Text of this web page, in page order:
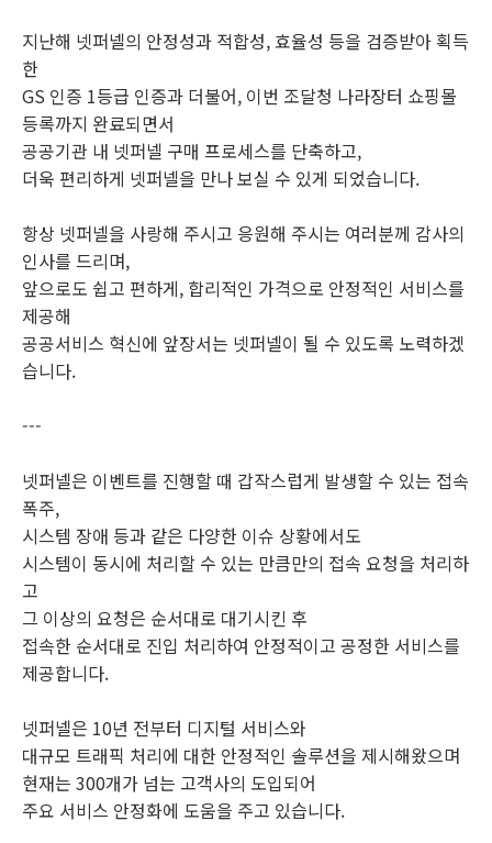
지난해 넷퍼넬의 안정성과 적합성, 효율성 등을 검증받아 획득
한
GS 인증 1등급 인증과 더불어, 이번 조달청 나라장터 쇼핑몰
등록까지 완료되면서
공공기관 내 넷퍼넬 구매 프로세스를 단축하고,
더욱 편리하게 넷퍼넬을 만나 보실 수 있게 되었습니다.
항상 넷퍼넬을 사랑해 주시고 응원해 주시는 여러분께 감사의
인사를 드리며,
앞으로도 쉽고 편하게, 합리적인 가격으로 안정적인 서비스를
제공해
공공서비스 혁신에 앞장서는 넷퍼넬이 될 수 있도록 노력하겠
습니다.
---
넷퍼넬은 이벤트를 진행할 때 갑작스럽게 발생할 수 있는 접속
폭주,
시스템 장애 등과 같은 다양한 이슈 상황에서도
시스템이 동시에 처리할 수 있는 만큼만의 접속 요청을 처리하
고
그 이상의 요청은 순서대로 대기시킨 후
접속한 순서대로 진입 처리하여 안정적이고 공정한 서비스를
제공합니다.
넷퍼넬은 10년 전부터 디지털 서비스와
대규모 트래픽 처리에 대한 안정적인 솔루션을 제시해왔으며
현재는 300개가 넘는 고객사의 도입되어
주요 서비스 안정화에 도움을 주고 있습니다.